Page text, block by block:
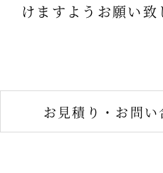
けますようお願い致
お見積り・お問